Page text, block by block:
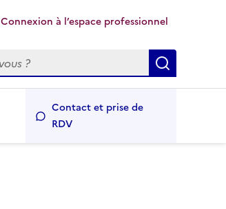
Connexion à l’espace professionnel
Contact et prise de
RDV